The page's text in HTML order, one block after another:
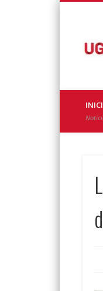
FacebookTwitter